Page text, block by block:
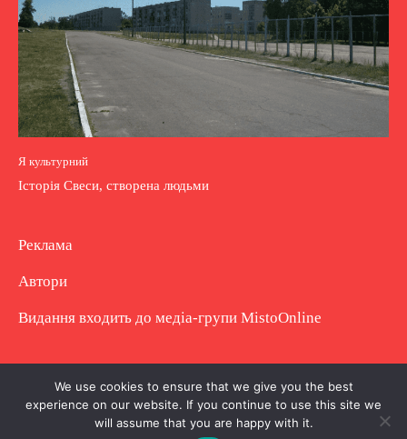
Я культурний
Історія Свеси, створена людьми
Реклама
Автори
Видання входить до медіа-групи MistoOnline
Copyright © Повне використання матеріалу
заборонено. Частково можна з гіперпосиланням.
We use cookies to ensure that we give you the best
experience on our website. If you continue to use this site we
will assume that you are happy with it.